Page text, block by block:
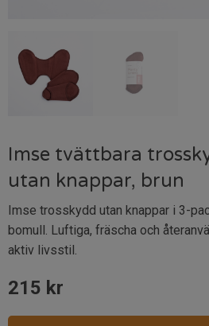
Imse tvättbara
utan knappar, brun
Imse trosskydd utan knappar i 3-
bomull. Luftiga, fräscha och
aktiv livsstil.
215 kr